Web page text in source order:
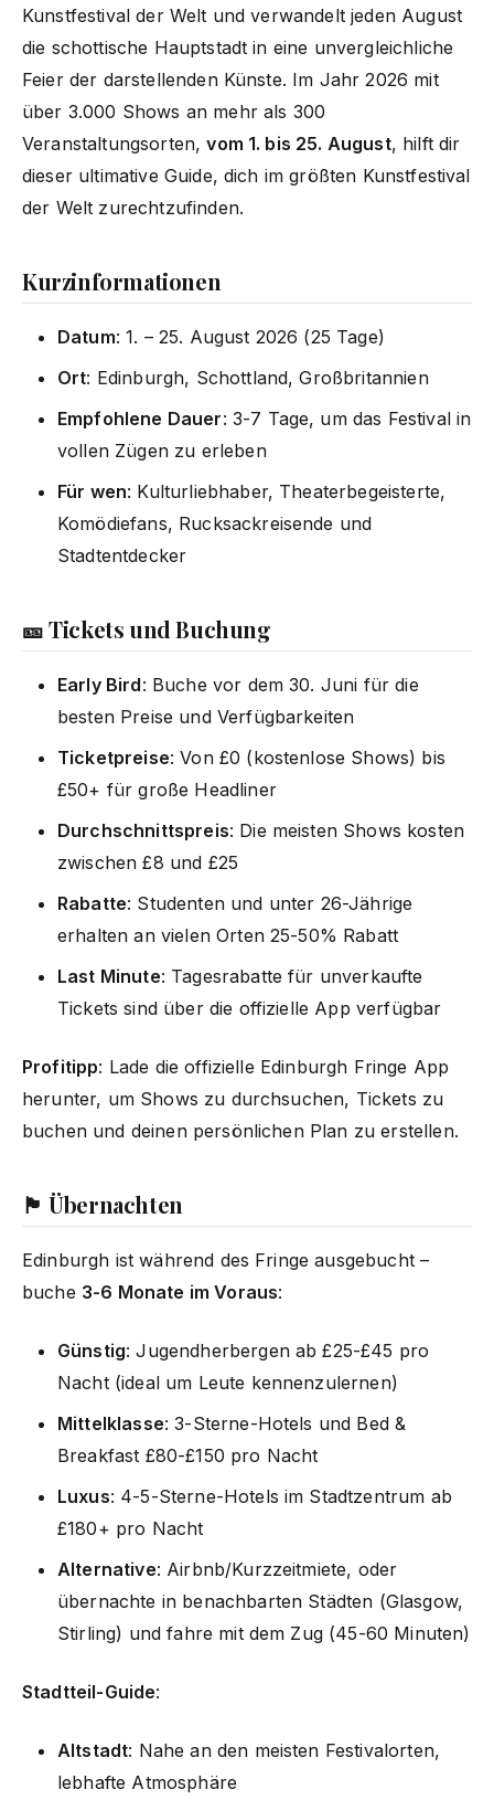
Kunstfestival der Welt und verwandelt jeden August
die schottische Hauptstadt in eine unvergleichliche
Feier der darstellenden Künste. Im Jahr 2026 mit
über 3.000 Shows an mehr als 300
Veranstaltungsorten,vom 1. bis 25. August, hilft dir
dieser ultimative Guide, dich im größten Kunstfestival
der Welt zurechtzufinden.
Kurzinformationen
Datum: 1. – 25. August 2026 (25 Tage)
Ort: Edinburgh, Schottland, Großbritannien
Empfohlene Dauer: 3-7 Tage, um das Festival in
vollen Zügen zu erleben
Für wen: Kulturliebhaber, Theaterbegeisterte,
Komödiefans, Rucksackreisende und
Stadtentdecker
🎫 Tickets und Buchung
Early Bird: Buche vor dem 30. Juni für die
besten Preise und Verfügbarkeiten
Ticketpreise: Von £0 (kostenlose Shows) bis
£50+ für große Headliner
Durchschnittspreis: Die meisten Shows kosten
zwischen £8 und £25
Rabatte: Studenten und unter 26-Jährige
erhalten an vielen Orten 25-50% Rabatt
Last Minute: Tagesrabatte für unverkaufte
Tickets sind über die offizielle App verfügbar
Profitipp: Lade die offizielle Edinburgh Fringe App
herunter, um Shows zu durchsuchen, Tickets zu
buchen und deinen persönlichen Plan zu erstellen.
🏴 Übernachten
Edinburgh ist während des Fringe ausgebucht –
buche 3-6 Monate im Voraus:
Günstig: Jugendherbergen ab £25-£45 pro
Nacht (ideal um Leute kennenzulernen)
Mittelklasse: 3-Sterne-Hotels und Bed &
Breakfast £80-£150 pro Nacht
Luxus: 4-5-Sterne-Hotels im Stadtzentrum ab
£180+ pro Nacht
Alternative: Airbnb/Kurzzeitmiete, oder
übernachte in benachbarten Städten (Glasgow,
Stirling) und fahre mit dem Zug (45-60 Minuten)
Stadtteil-Guide:
Altstadt: Nahe an den meisten Festivalorten,
lebhafte Atmosphäre